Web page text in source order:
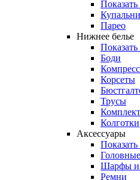
Показать
Парео
Нижнее белье
Показать
Боди
Корсеты
Трусы
Колготки
Аксессуары
Показать
Шарфы и
Ремни